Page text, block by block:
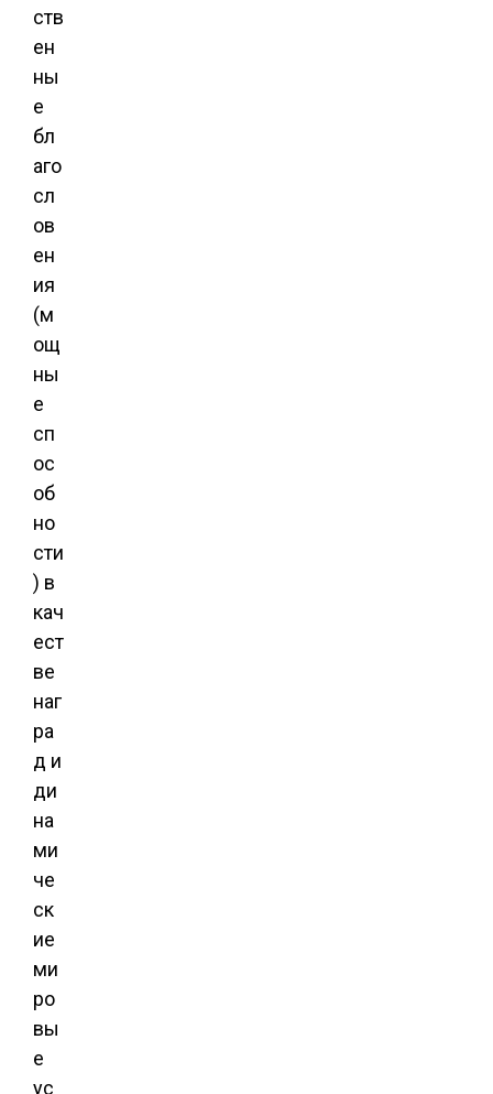
ств
ен
ны
е
бл
аго
сл
ов
ен
ия
(м
ощ
ны
е
сп
ос
об
но
сти
) в
кач
ест
ве
наг
ра
д и
ди
на
ми
че
ск
ие
ми
ро
вы
е
ус